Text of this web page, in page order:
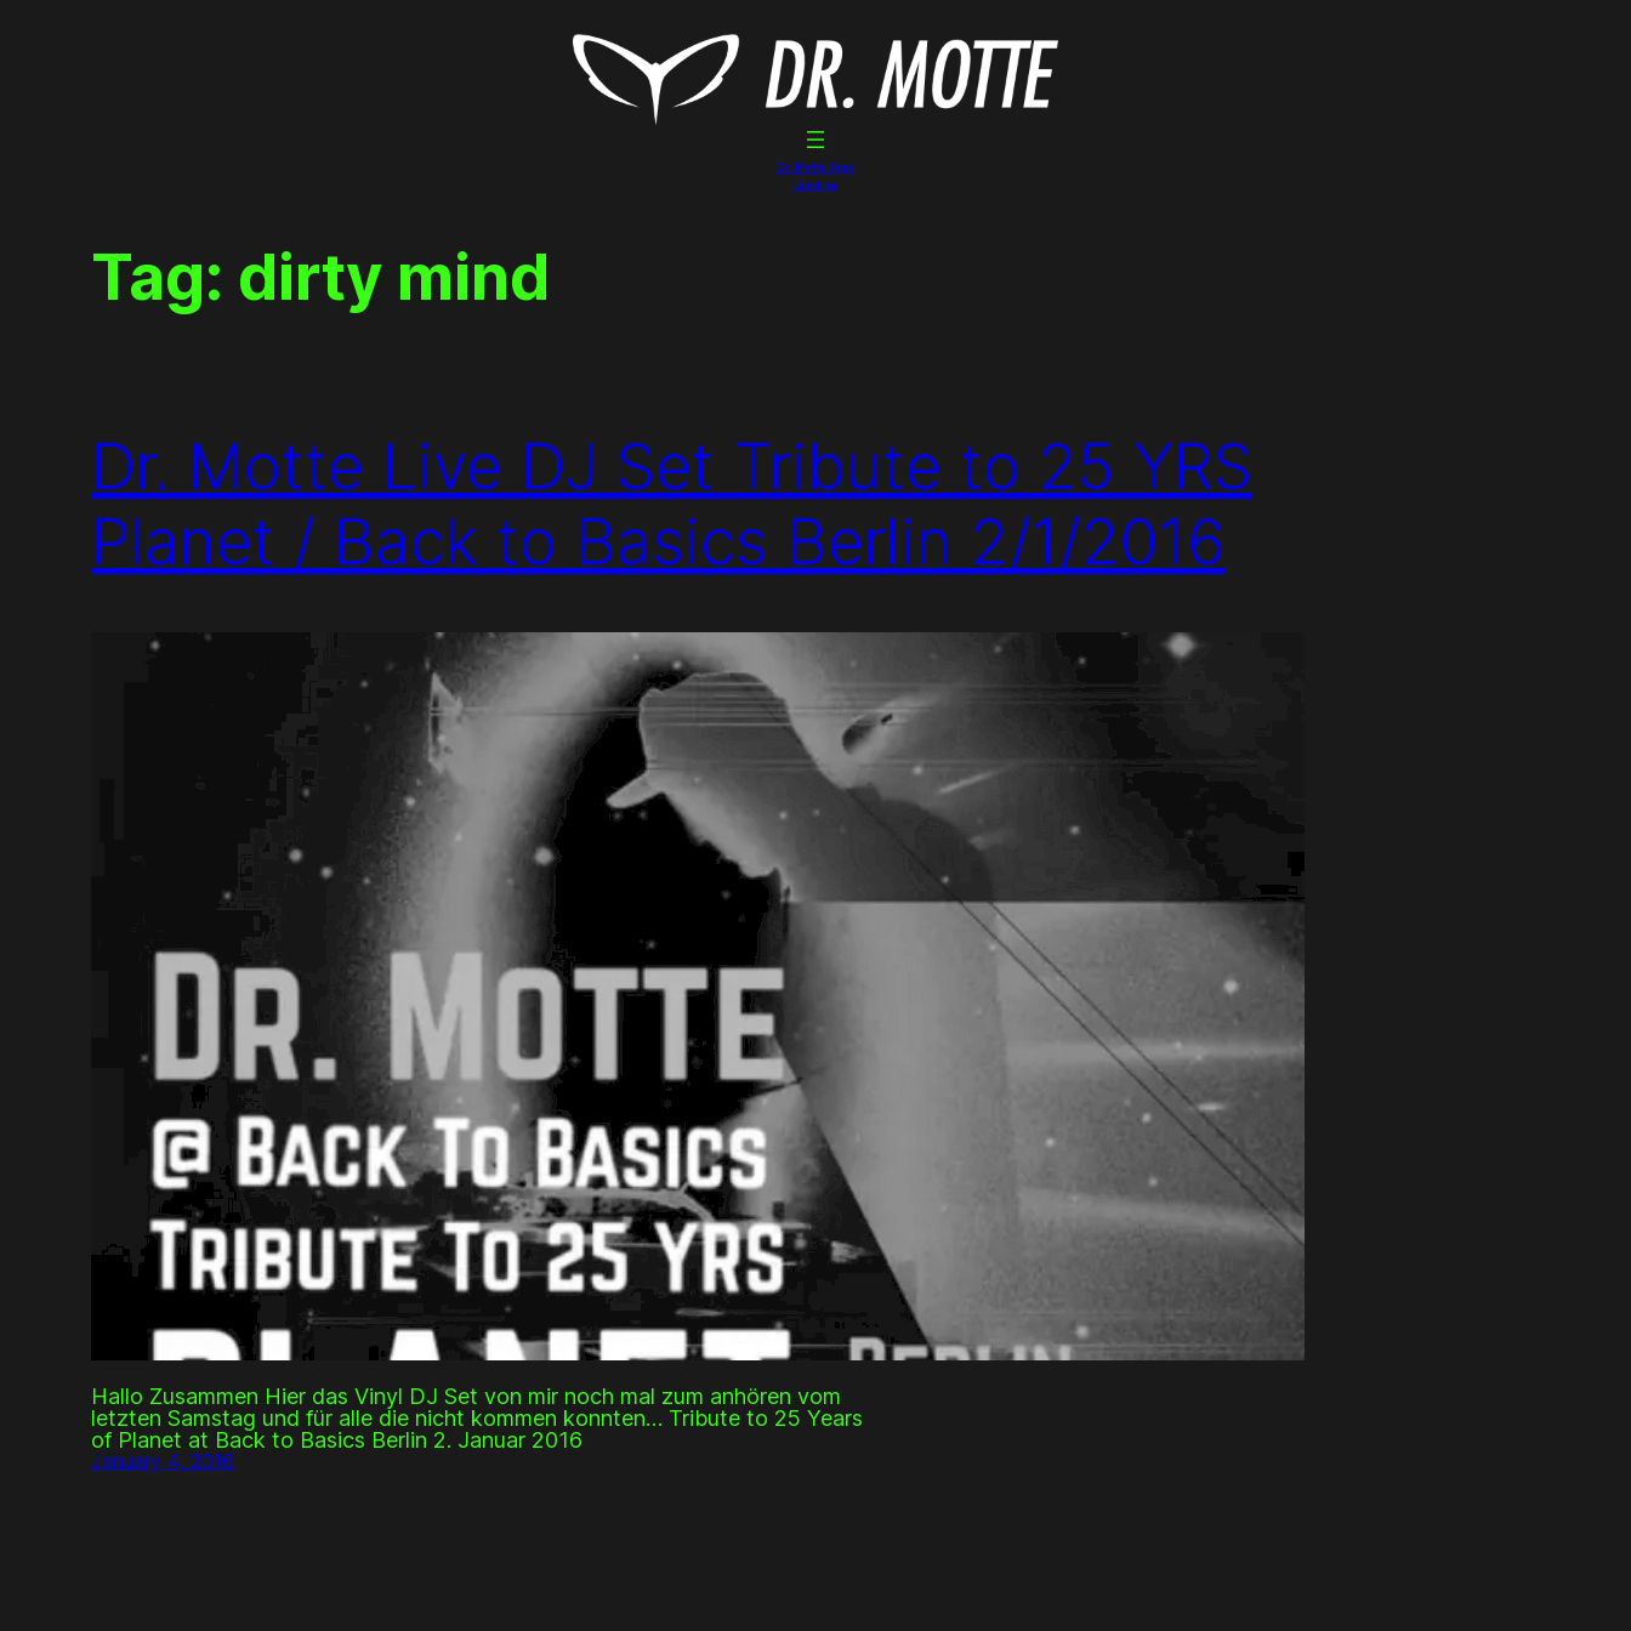
Dr. Motte Gigs
Linktree
Tag: dirty mind
Dr. Motte Live DJ Set Tribute to 25 YRS
Planet / Back to Basics Berlin 2/1/2016
Hallo Zusammen Hier das Vinyl DJ Set von mir noch mal zum anhören vom
letzten Samstag und für alle die nicht kommen konnten… Tribute to 25 Years
of Planet at Back to Basics Berlin 2. Januar 2016
January 4, 2016